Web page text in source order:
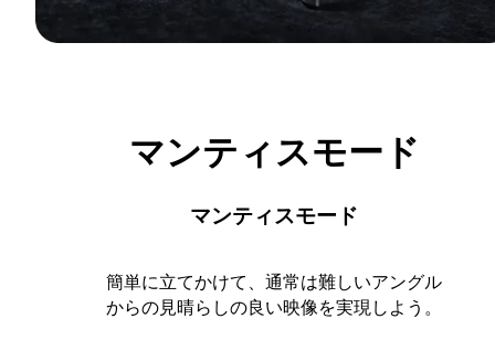
マンティスモード
マンティスモード
簡単に立てかけて、通常は難しいアングル
からの見晴らしの良い映像を実現しよう。